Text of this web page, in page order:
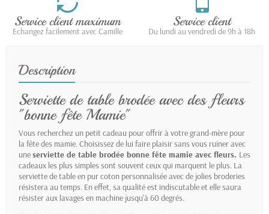
Service client maximum
Echangez facilement avec Camille
Service client
Du lundi au vendredi de 9h à 18h
Description
Serviette de table brodée avec des fleurs
"bonne fête Mamie"
Vous recherchez un petit cadeau pour offrir à votre grand-mère pour
la fête des mamie. Choisissez de lui faire plaisir sans vous ruiner avec
uneserviette de table brodée bonne fête mamie avec fleurs. Les
cadeaux les plus simples sont souvent ceux qui marquent le plus. La
serviette de table en pur coton personnalisée avec de jolies broderies
résistera au temps. En effet, sa qualité est indiscutable et elle saura
résister aux lavages en machine jusqu'à 60 degrés.